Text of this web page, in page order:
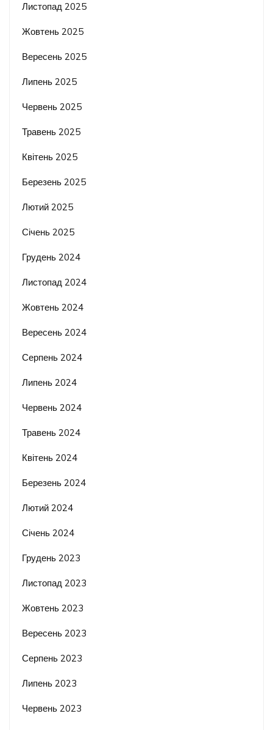
Листопад 2025
Жовтень 2025
Вересень 2025
Липень 2025
Червень 2025
Травень 2025
Квітень 2025
Березень 2025
Лютий 2025
Січень 2025
Грудень 2024
Листопад 2024
Жовтень 2024
Вересень 2024
Серпень 2024
Липень 2024
Червень 2024
Травень 2024
Квітень 2024
Березень 2024
Лютий 2024
Січень 2024
Грудень 2023
Листопад 2023
Жовтень 2023
Вересень 2023
Серпень 2023
Липень 2023
Червень 2023